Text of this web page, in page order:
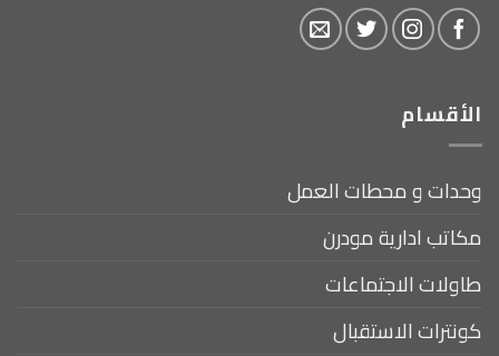
الأقسام
وحدات و محطات العمل
مكاتب ادارية مودرن
طاولات الاجتماعات
كونترات الاستقبال